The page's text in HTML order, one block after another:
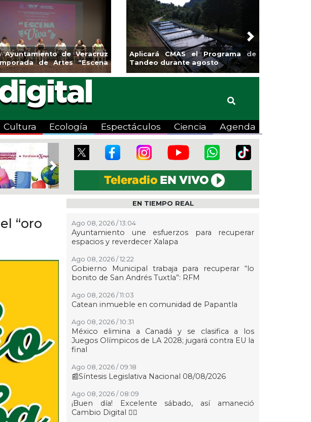
Ayuntamiento de Veracruz
de Artes “Escena
Aplicará CMAS el Programa de
Tandeo durante agosto
Next
Cultura Ecología Espectáculos Ciencia Agenda
Next
“oro
EN TIEMPO REAL
Ago 08, 2026 / 13:04
Ayuntamiento une esfuerzos para recuperar
espacios y reverdecer Xalapa
Ago 08, 2026 / 12:22
Gobierno Municipal trabaja para recuperar “lo
bonito de San Andrés Tuxtla”: RFM
Ago 08, 2026 / 11:03
Catean inmueble en comunidad de Papantla
Ago 08, 2026 / 10:31
México elimina a Canadá y se clasifica a los
Juegos Olímpicos de LA 2028; jugará contra EU la
final
Ago 08, 2026 / 09:18
📰Síntesis Legislativa Nacional 08/08/2026
Ago 08, 2026 / 08:09
¡Buen día! Excelente sábado, así amaneció
Cambio Digital 👍🏻